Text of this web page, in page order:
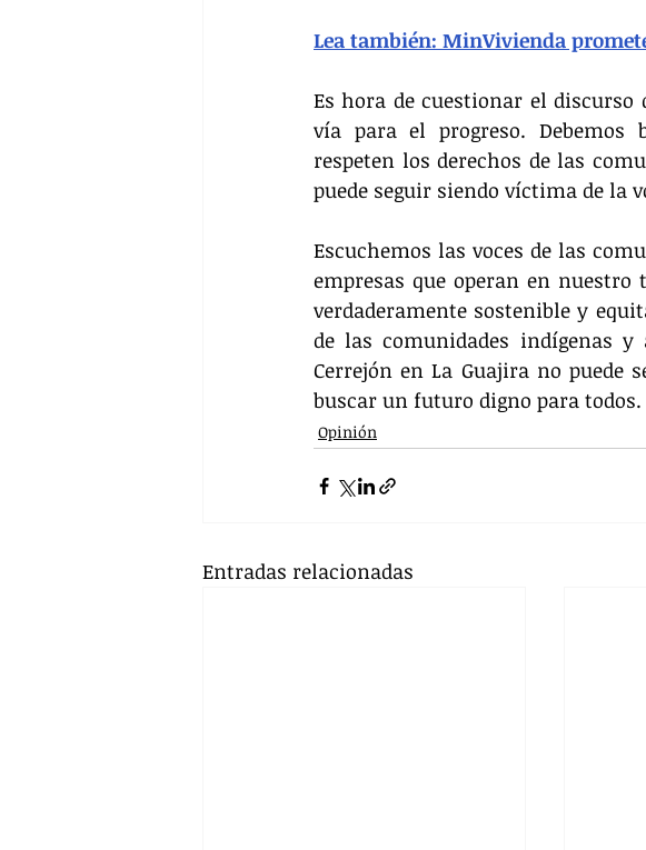
Lea también: MinVivienda
Es hora de cuestionar el
vía para el progreso. Debemos
respeten los derechos de las
puede seguir siendo víctima de la
Escuchemos las voces de las
empresas que operan en
verdaderamente sostenible y
de las comunidades indígenas y
Cerrejón en La Guajira no puede
buscar un futuro digno para todos.
Opinión
Entradas relacionadas